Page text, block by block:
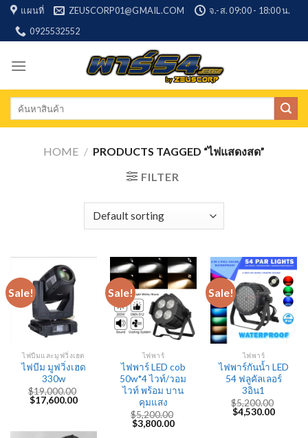
Skip
content
แผนที่ ZEUSCORP01@GMAIL.COM
จ.-ส. 09:00 - 18:00 น.
0925532552
Search
HOME / PRODUCTS TAGGED “ไฟแสดงสด”
FILTER
Sale!
ไฟบีมและมูฟวิ่งเฮด
ไฟบีม มูฟวิ่งเฮด
330w
$19,000.00
Original
price
$17,600.00Current
Sale!
ไฟพาร์
ไฟพาร์ LED cob
50w*4 ไวท์/วอม
ไวท์ พร้อม บาน
คุมแสง
$5,200.00
Original
price
$3,800.00Current
Sale!
ไฟพาร์
ไฟพาร์กันน้ำ LED
54 ฟลูคัลเลอร์
3อิน1
$5,200.00
Original
price
$4,530.00Current